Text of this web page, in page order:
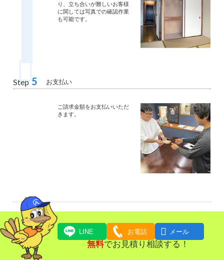
り、立ち合いが難しいお客様
に関しては写真での確認作業
も可能です。
Step 5 お支払い
ご請求金額をお支払いいただ
きます。
LINE お電話  メール
無料でお見積り相談する！